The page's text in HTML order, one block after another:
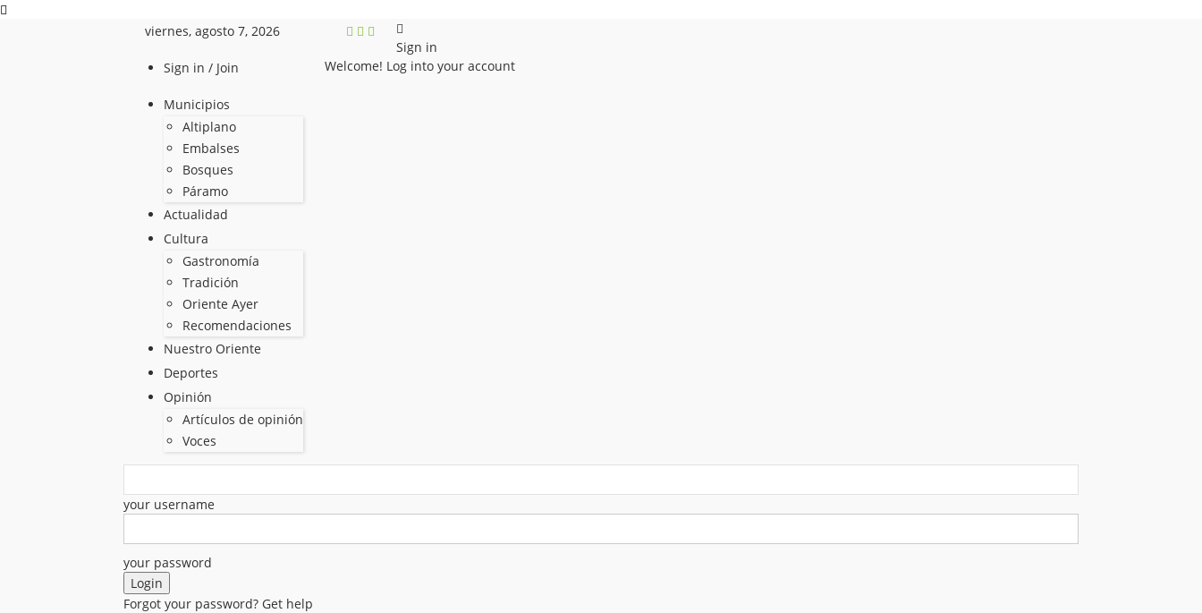
viernes, agosto 7, 2026
Sign in / Join
Municipios
Altiplano
Embalses
Bosques
Páramo
Actualidad
Cultura
Gastronomía
Tradición
Oriente Ayer
Recomendaciones
Nuestro Oriente
Deportes
Opinión
Artículos de opinión
Voces
Sign in
Welcome! Log into your account
your username
your password
Forgot your password? Get help